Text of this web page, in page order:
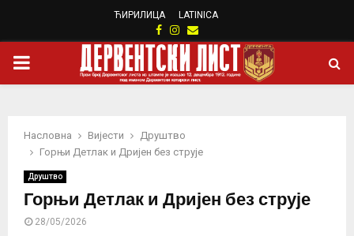
ЋИРИЛИЦА LATINICA
Facebook
Instagram
Email
PRIMARY
Насловна Вијести
Друштво
Горњи Детлак и Дријен без струје
Друштво
Горњи Детлак и Дријен без струје
28/05/2026